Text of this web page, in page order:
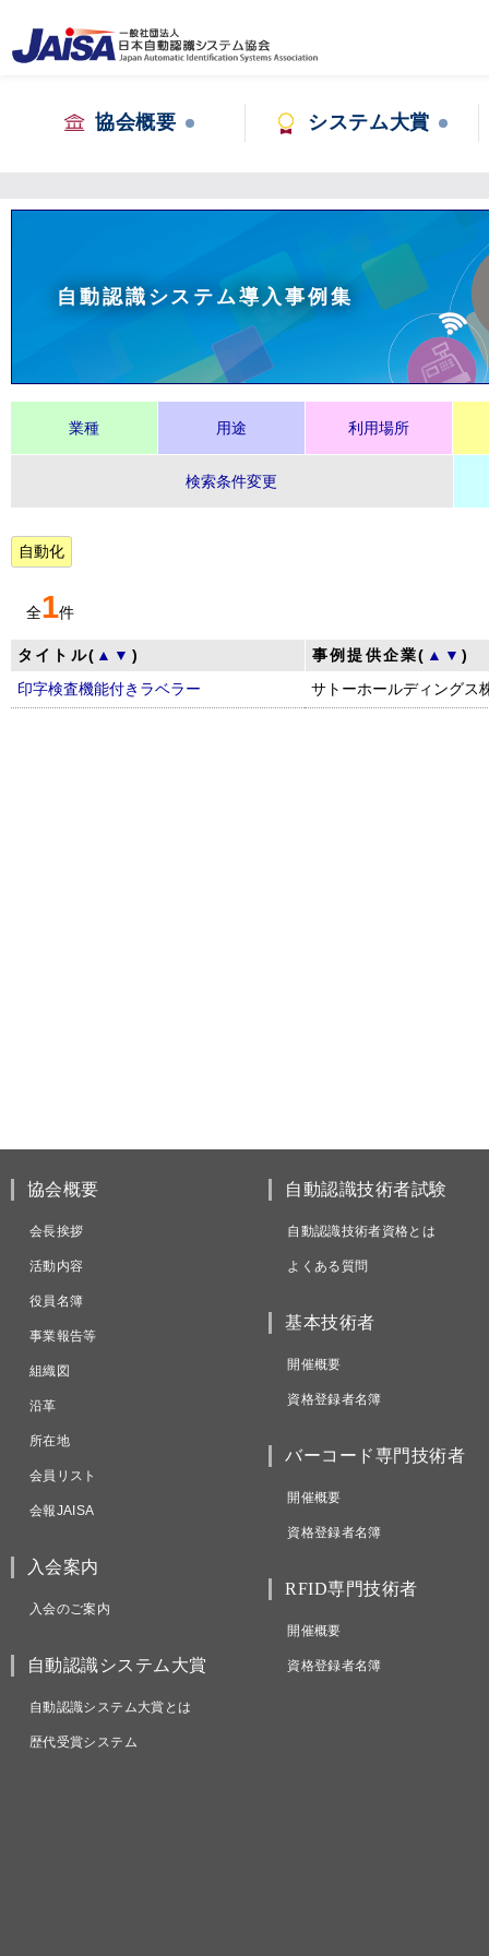
協会概要 システム大賞
自動認識システム導入事例集
業種 用途 利用場所
検索条件変更
自動化
全1件
タイトル( ▲ ▼ ) 事例提供企業( ▲ ▼)
印字検査機能付きラベラー
サトーホールディングス
協会概要
会長挨拶
活動内容
役員名簿
事業報告等
組織図
沿革
所在地
会員リスト
会報JAISA
入会案内
入会のご案内
自動認識システム大賞
自動認識システム大賞とは
歴代受賞システム
自動認識技術者試験
自動認識技術者資格とは
よくある質問
基本技術者
開催概要
資格登録者名簿
バーコード専門技術者
開催概要
資格登録者名簿
RFID専門技術者
開催概要
資格登録者名簿